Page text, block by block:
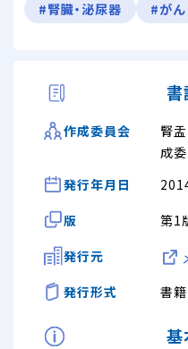
#腎臓・泌尿器 #がん
書
作成委員会
腎
成
発行年月日
版
第1
発行元
発行形式
書籍
基